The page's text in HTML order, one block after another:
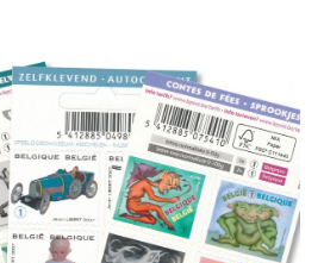
slideshow Items